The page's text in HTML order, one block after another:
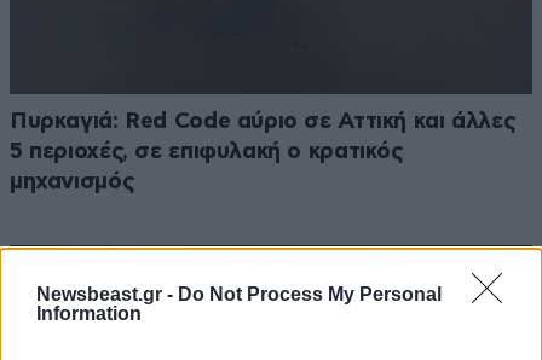
Newsbeast.gr - Do Not Process My Personal
Information
Πυρκαγιά: Red Code αύριο σε Αττική και άλλες
5 περιοχές, σε επιφυλακή ο κρατικός
μηχανισμός